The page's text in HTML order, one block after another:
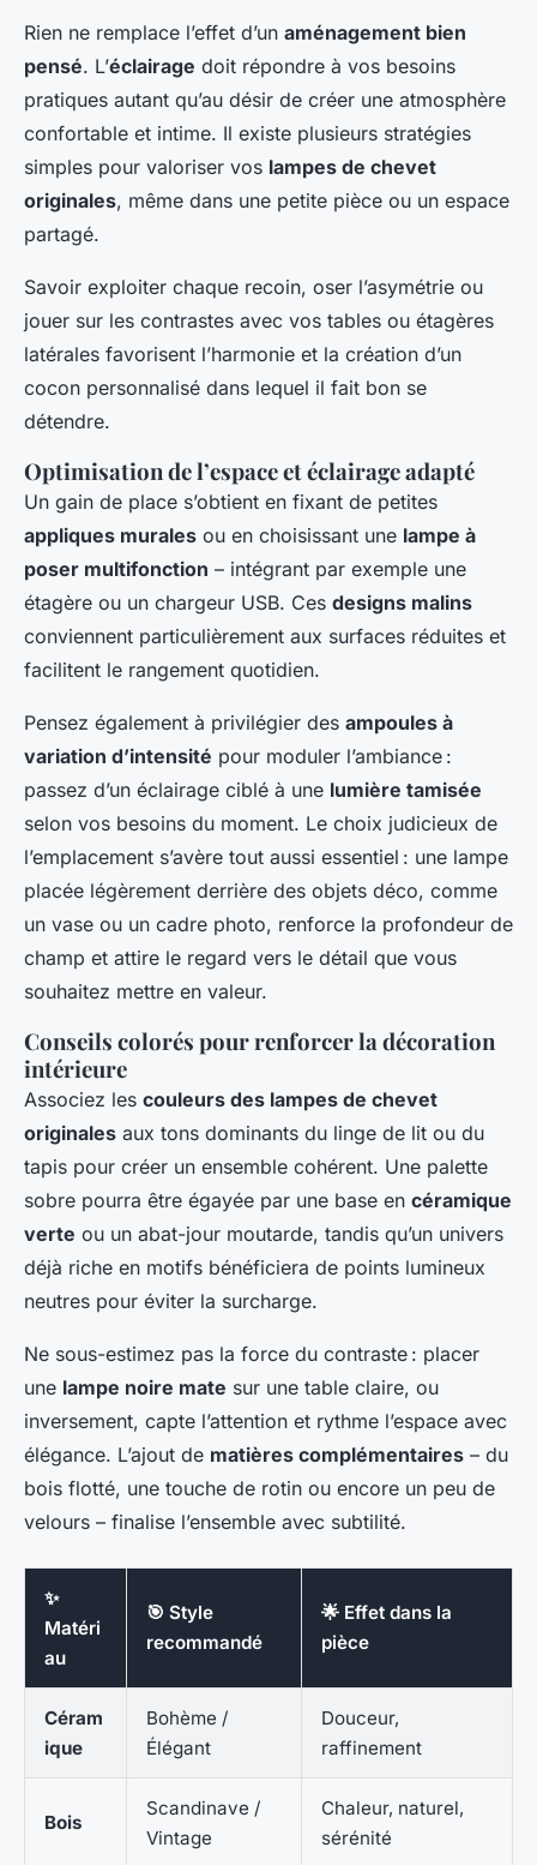
Rien ne remplace l’effet d’un aménagement bien
pensé. L’éclairage doit répondre à vos besoins
pratiques autant qu’au désir de créer une atmosphère
confortable et intime. Il existe plusieurs stratégies
simples pour valoriser vos lampes de chevet
originales, même dans une petite pièce ou un espace
partagé.
Savoir exploiter chaque recoin, oser l’asymétrie ou
jouer sur les contrastes avec vos tables ou étagères
latérales favorisent l’harmonie et la création d’un
cocon personnalisé dans lequel il fait bon se
détendre.
Optimisation de l’espace et éclairage adapté
Un gain de place s’obtient en fixant de petites
appliques murales ou en choisissant une lampe à
poser multifonction – intégrant par exemple une
étagère ou un chargeur USB. Ces designs malins
conviennent particulièrement aux surfaces réduites et
facilitent le rangement quotidien.
Pensez également à privilégier des ampoules à
variation d’intensité pour moduler l’ambiance :
passez d’un éclairage ciblé à une lumière tamisée
selon vos besoins du moment. Le choix judicieux de
l’emplacement s’avère tout aussi essentiel : une lampe
placée légèrement derrière des objets déco, comme
un vase ou un cadre photo, renforce la profondeur de
champ et attire le regard vers le détail que vous
souhaitez mettre en valeur.
Conseils colorés pour renforcer la décoration
intérieure
Associez les couleurs des lampes de chevet
originales aux tons dominants du linge de lit ou du
tapis pour créer un ensemble cohérent. Une palette
sobre pourra être égayée par une base en céramique
verte ou un abat-jour moutarde, tandis qu’un univers
déjà riche en motifs bénéficiera de points lumineux
neutres pour éviter la surcharge.
Ne sous-estimez pas la force du contraste : placer
une lampe noire mate sur une table claire, ou
inversement, capte l’attention et rythme l’espace avec
élégance. L’ajout de matières complémentaires – du
bois flotté, une touche de rotin ou encore un peu de
velours – finalise l’ensemble avec subtilité.
✨
Matéri
au
🎯 Style
recommandé
🌟 Effet dans la
pièce
Céram
ique
Bohème /
Élégant
Douceur,
raffinement
Bois
Scandinave /
Vintage
Chaleur, naturel,
sérénité